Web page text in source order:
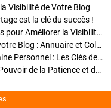
Visibilité de Votre Blog
est la clé du succès !
Optimisation SEO des Articles : Stratégies pour Améliorer la Visibilité de Votre Blog
Stratégies pour améliorer la visibilité de votre Blog : Annuaire et Collaborations
Pourquoi Investir dans un Nom de Domaine Personnel : Les Clés de la Réussite de Votre Blog
Comment Faire Émerger Votre Blog : Le Pouvoir de la Patience et de la Persévérance